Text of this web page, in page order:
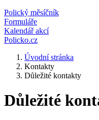
Polický měsíčník
Formuláře
Kalendář akcí
Policko.cz
Úvodní stránka
Kontakty
Důležité kontakty
Důležité